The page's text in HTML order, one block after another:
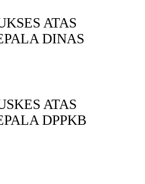
ATAS
DINAS
ATAS
DPPKB